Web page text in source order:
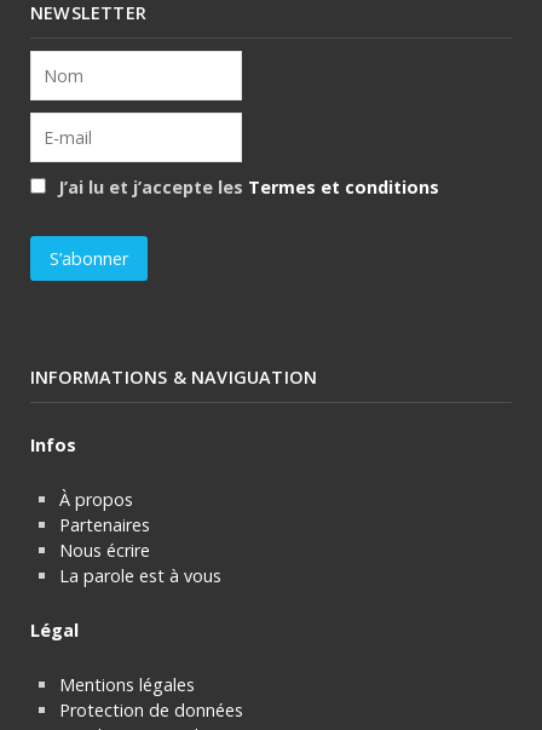
NEWSLETTER
J’ai lu et j’accepte les Termes et conditions
INFORMATIONS & NAVIGUATION
Infos
À propos
Partenaires
Nous écrire
La parole est à vous
Légal
Mentions légales
Protection de données